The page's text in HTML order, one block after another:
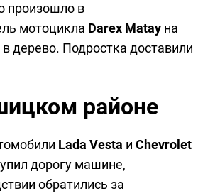
произошло в
мотоцикла Darex Matay на
дерево. Подростка доставили
районе
Lada Vesta и Chevrolet
дорогу машине,
обратились за